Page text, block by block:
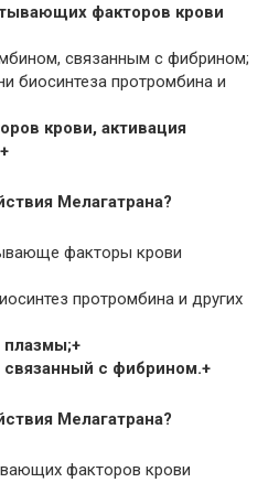
факторов крови
связанным с фибрином;
биосинтеза протромбина и
крови, активация
Мелагатрана?
факторы крови
протромбина и других
плазмы;+
с фибрином.+
Мелагатрана?
факторов крови